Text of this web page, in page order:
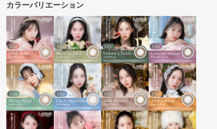
カラーバリエーション